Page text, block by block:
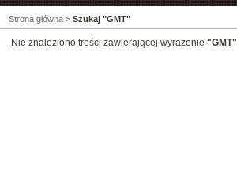
Strona główna > Szukaj "GMT"
Nie znaleziono treści zawierającej wyrażenie "GMT"